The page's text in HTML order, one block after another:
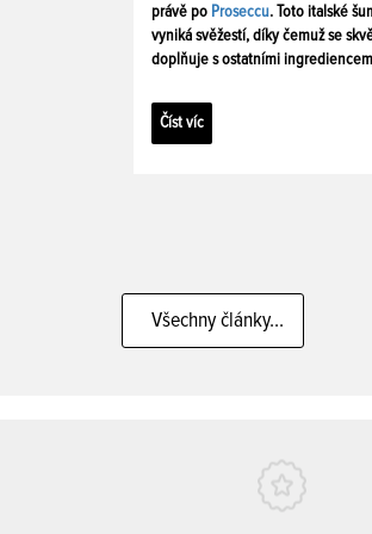
právě po Proseccu. Toto italské
vyniká svěžestí, díky čemuž se
doplňuje s ostatními
Číst víc
Všechny články...